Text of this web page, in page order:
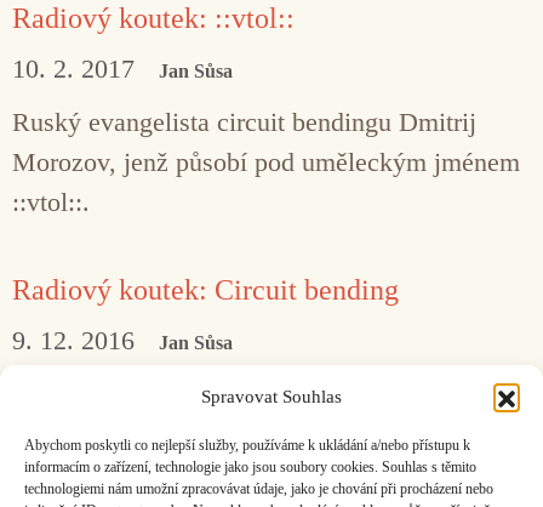
Spravovat Souhlas
Abychom poskytli co nejlepší služby, používáme k ukládání a/nebo přístupu k
informacím o zařízení, technologie jako jsou soubory cookies. Souhlas s těmito
technologiemi nám umožní zpracovávat údaje, jako je chování při procházení nebo
Radiový koutek: ::vtol::
10. 2. 2017 Jan Sůsa
Ruský evangelista circuit bendingu Dmitrij
Morozov, jenž působí pod uměleckým jménem
::vtol::.
Radiový koutek: Circuit bending
9. 12. 2016 Jan Sůsa
Slovní spojení „circuit bending“ označuje
poťouchlé úpravy jednodušších elektronických
hudebních hraček, nástrojů a efektů.